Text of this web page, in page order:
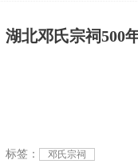
湖北邓氏宗祠500
标签： 邓氏宗祠